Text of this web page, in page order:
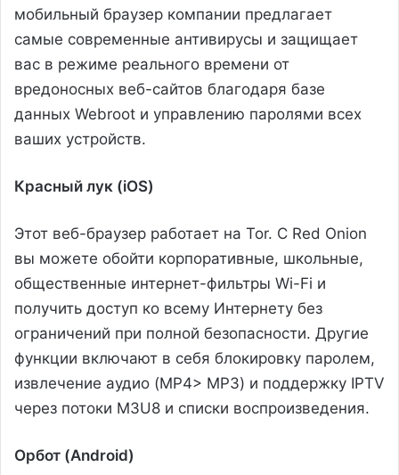
мобильный браузер компании предлагает
самые современные антивирусы и защищает
вас в режиме реального времени от
вредоносных веб-сайтов благодаря базе
данных Webroot и управлению паролями всех
ваших устройств.
Красный лук (iOS)
Этот веб-браузер работает на Tor. С Red Onion
вы можете обойти корпоративные, школьные,
общественные интернет-фильтры Wi-Fi и
получить доступ ко всему Интернету без
ограничений при полной безопасности. Другие
функции включают в себя блокировку паролем,
извлечение аудио (MP4> MP3) и поддержку IPTV
через потоки M3U8 и списки воспроизведения.
Орбот (Android)